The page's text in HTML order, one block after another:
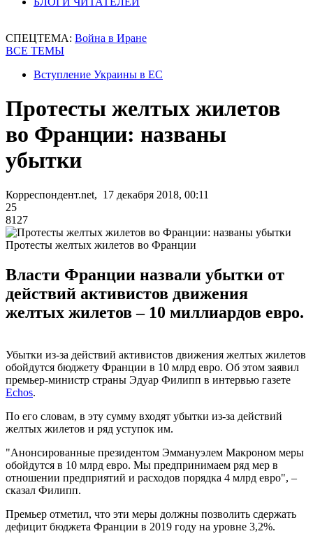
СПЕЦТЕМА: Война в Иране
ВСЕ ТЕМЫ
Вступление Украины в ЕС
Протесты желтых жилетов
во Франции: названы
убытки
Корреспондент.net, 17 декабря 2018, 00:11
25
8127
Протесты желтых жилетов во Франции
Власти Франции назвали убытки от
действий активистов движения
желтых жилетов – 10 миллиардов евро.
Убытки из-за действий активистов движения желтых жилетов
обойдутся бюджету Франции в 10 млрд евро. Об этом заявил
премьер-министр страны Эдуар Филипп в интервью газете
Echos.
По его словам, в эту сумму входят убытки из-за действий
желтых жилетов и ряд уступок им.
"Анонсированные президентом Эммануэлем Макроном меры
обойдутся в 10 млрд евро. Мы предпринимаем ряд мер в
отношении предприятий и расходов порядка 4 млрд евро", –
сказал Филипп.
Премьер отметил, что эти меры должны позволить сдержать
дефицит бюджета Франции в 2019 году на уровне 3,2%.